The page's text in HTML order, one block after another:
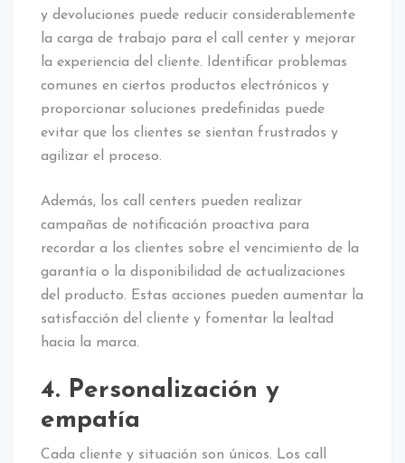
y devoluciones puede reducir considerablemente
la carga de trabajo para el call center y mejorar
la experiencia del cliente. Identificar problemas
comunes en ciertos productos electrónicos y
proporcionar soluciones predefinidas puede
evitar que los clientes se sientan frustrados y
agilizar el proceso.
Además, los call centers pueden realizar
campañas de notificación proactiva para
recordar a los clientes sobre el vencimiento de la
garantía o la disponibilidad de actualizaciones
del producto. Estas acciones pueden aumentar la
satisfacción del cliente y fomentar la lealtad
hacia la marca.
4. Personalización y
empatía
Cada cliente y situación son únicos. Los call